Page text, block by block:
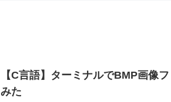
【C言語】ターミナルでBMP画像
みた